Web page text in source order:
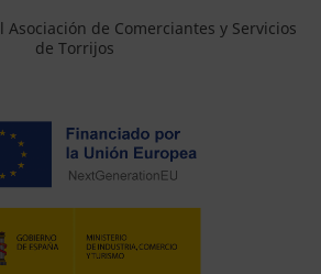
l Asociación de Comerciantes y Servicios
de Torrijos